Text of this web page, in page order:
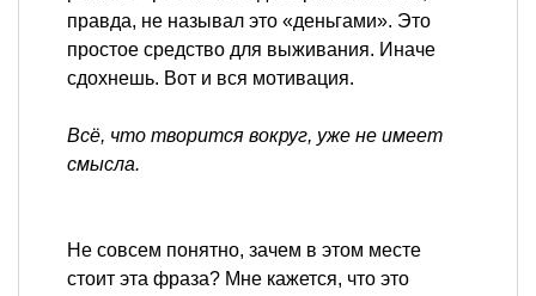
правда, не называл это «деньгами». Это
простое средство для выживания. Иначе
сдохнешь. Вот и вся мотивация.
Всё, что творится вокруг, уже не имеет
смысла.
Не совсем понятно, зачем в этом месте
стоит эта фраза? Мне кажется, что это